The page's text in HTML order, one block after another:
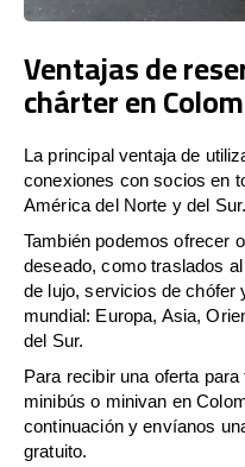
Ventajas de
chárter en
La principal ventaja de
conexiones con socios en
América del Norte y del Sur.
También podemos ofrecer
deseado, como traslados
de lujo, servicios de chófer
mundial: Europa, Asia,
del Sur.
Para recibir una oferta
minibús o minivan en
continuación y envíanos
gratuito.